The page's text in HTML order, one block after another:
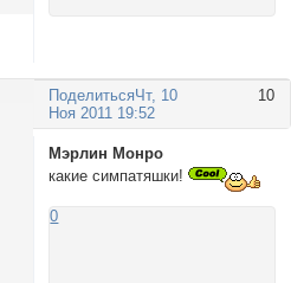
Поделиться 10
Чт, 10
Ноя 2011 19:52
Мэрлин Монро
какие симпатяшки!
0